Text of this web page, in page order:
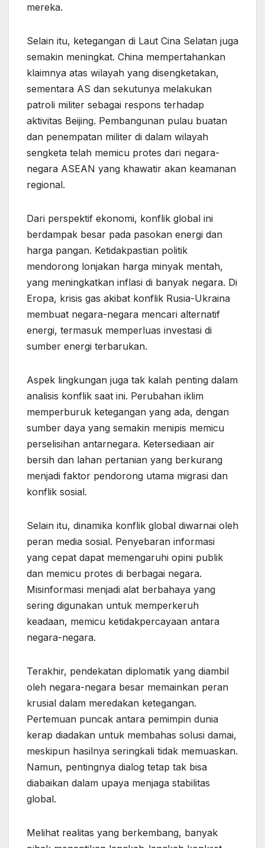
mereka.
Selain itu, ketegangan di Laut Cina Selatan juga
semakin meningkat. China mempertahankan
klaimnya atas wilayah yang disengketakan,
sementara AS dan sekutunya melakukan
patroli militer sebagai respons terhadap
aktivitas Beijing. Pembangunan pulau buatan
dan penempatan militer di dalam wilayah
sengketa telah memicu protes dari negara-
negara ASEAN yang khawatir akan keamanan
regional.
Dari perspektif ekonomi, konflik global ini
berdampak besar pada pasokan energi dan
harga pangan. Ketidakpastian politik
mendorong lonjakan harga minyak mentah,
yang meningkatkan inflasi di banyak negara. Di
Eropa, krisis gas akibat konflik Rusia-Ukraina
membuat negara-negara mencari alternatif
energi, termasuk memperluas investasi di
sumber energi terbarukan.
Aspek lingkungan juga tak kalah penting dalam
analisis konflik saat ini. Perubahan iklim
memperburuk ketegangan yang ada, dengan
sumber daya yang semakin menipis memicu
perselisihan antarnegara. Ketersediaan air
bersih dan lahan pertanian yang berkurang
menjadi faktor pendorong utama migrasi dan
konflik sosial.
Selain itu, dinamika konflik global diwarnai oleh
peran media sosial. Penyebaran informasi
yang cepat dapat memengaruhi opini publik
dan memicu protes di berbagai negara.
Misinformasi menjadi alat berbahaya yang
sering digunakan untuk memperkeruh
keadaan, memicu ketidakpercayaan antara
negara-negara.
Terakhir, pendekatan diplomatik yang diambil
oleh negara-negara besar memainkan peran
krusial dalam meredakan ketegangan.
Pertemuan puncak antara pemimpin dunia
kerap diadakan untuk membahas solusi damai,
meskipun hasilnya seringkali tidak memuaskan.
Namun, pentingnya dialog tetap tak bisa
diabaikan dalam upaya menjaga stabilitas
global.
Melihat realitas yang berkembang, banyak